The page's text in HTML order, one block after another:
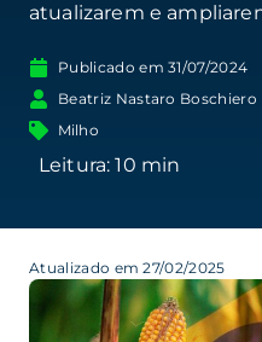
atualizarem e
Publicado em 31/07/2024
Beatriz Nastaro Boschiero
Milho
Atualizado em 27/02/2025